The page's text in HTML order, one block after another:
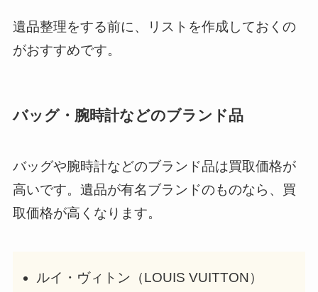
遺品整理をする前に、リストを作成しておくの
がおすすめです。
バッグ・腕時計などのブランド品
バッグや腕時計などのブランド品は買取価格が
高いです。遺品が有名ブランドのものなら、買
取価格が高くなります。
ルイ・ヴィトン（LOUIS VUITTON）